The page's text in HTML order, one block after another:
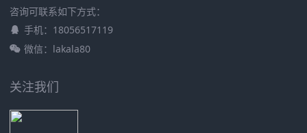
咨询可联系如下方式：
手机：18056517119
微信：lakala80
关注我们